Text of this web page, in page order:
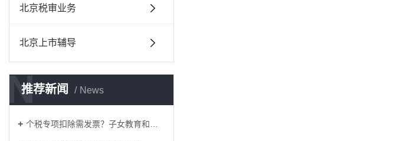
北京税审业务
北京上市辅导
推荐新闻 News
N
个税专项扣除需发票？子女教育和赡养老人如何凭证？这17个问题统一回复了！